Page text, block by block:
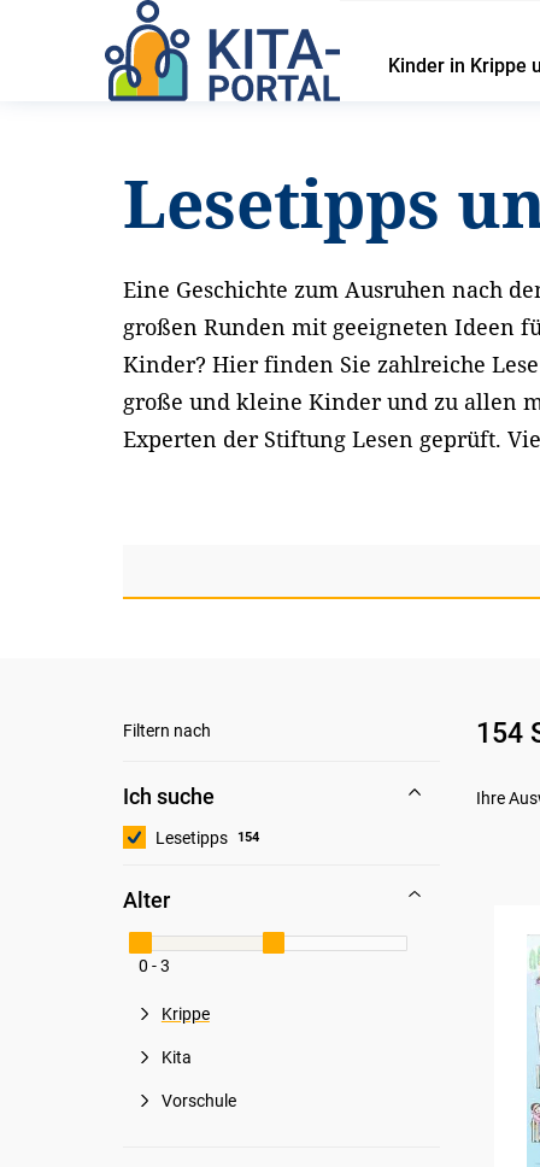
Kinder in Krippe
Startseite Service Lesetipps und Materialien
Lesetipps
Eine Geschichte zum Ausruhen nach
großen Runden mit geeigneten Ideen
Kinder? Hier finden Sie zahlreiche
große und kleine Kinder und zu allen
Experten der Stiftung Lesen geprüft.
Filtern nach
Ich suche
Lesetipps 154
Alter
0 - 3
Krippe
Kita
Vorschule
154
Ihre